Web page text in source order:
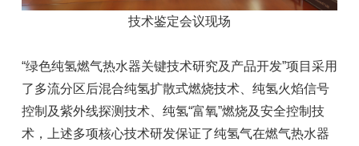
技术鉴定会议现场
“绿色纯氢燃气热水器关键技术研究及产品开发”项目采用
了多流分区后混合纯氢扩散式燃烧技术、纯氢火焰信号
控制及紫外线探测技术、纯氢“富氧”燃烧及安全控制技
术，上述多项核心技术研发保证了纯氢气在燃气热水器